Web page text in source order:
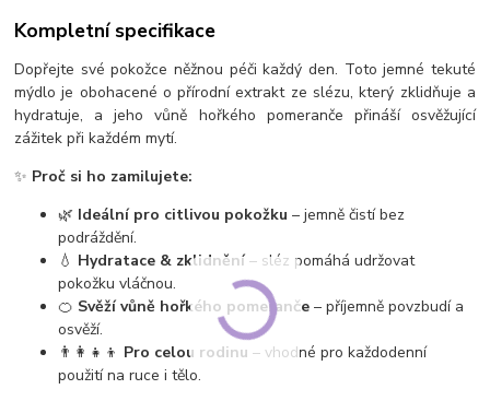
Kompletní specifikace
Dopřejte své pokožce něžnou péči každý den. Toto jemné tekuté
mýdlo je obohacené o přírodní extrakt ze slézu, který zklidňuje a
hydratuje, a jeho vůně hořkého pomeranče přináší osvěžující
zážitek při každém mytí.
✨ Proč si ho zamilujete:
🌿 Ideální pro citlivou pokožku – jemně čistí bez
podráždění.
💧 Hydratace & zklidnění– sléz pomáhá udržovat
pokožku vláčnou.
🍊 Svěží vůně hořkého pomeranče – příjemně povzbudí a
osvěží.
👨‍👩‍👧‍👦 Pro celou rodinu – vhodné pro každodenní
použití na ruce i tělo.